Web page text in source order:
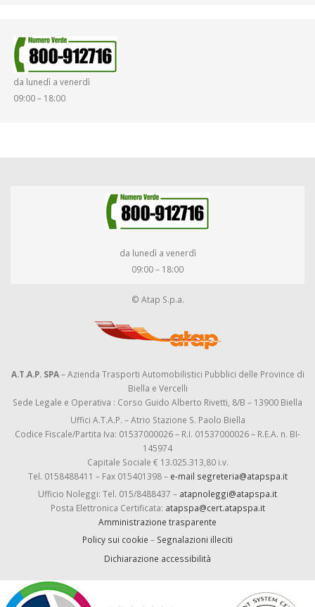
da lunedì a venerdì
09:00 – 18:00
da lunedì a venerdì
09:00 – 18:00
© Atap S.p.a.
A.T.A.P. SPA– Azienda Trasporti Automobilistici Pubblici delle Province di
Biella e Vercelli
Sede Legale e Operativa : Corso Guido Alberto Rivetti, 8/B – 13900 Biella
Uffici A.T.A.P. – Atrio Stazione S. Paolo Biella
Codice Fiscale/Partita Iva: 01537000026 – R.I. 01537000026 – R.E.A. n. BI-
145974
Capitale Sociale € 13.025.313,80 i.v.
Tel. 0158488411 – Fax 015401398 – e-mail segreteria@atapspa.it
Ufficio Noleggi: Tel. 015/8488437 – atapnoleggi@atapspa.it
Posta Elettronica Certificata: atapspa@cert.atapspa.it
Amministrazione trasparente
Policy sui cookie – Segnalazioni illeciti
Dichiarazione accessibilità